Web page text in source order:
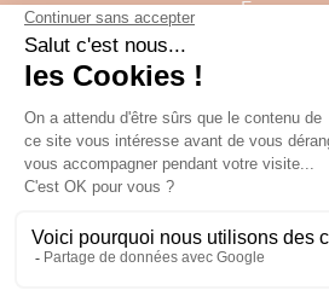
France
Tél: 05 46 47 92 00
- Fax:
E-mail:
contact@camping-
GPS: Latitude=
-1.35827488
Plan du camping